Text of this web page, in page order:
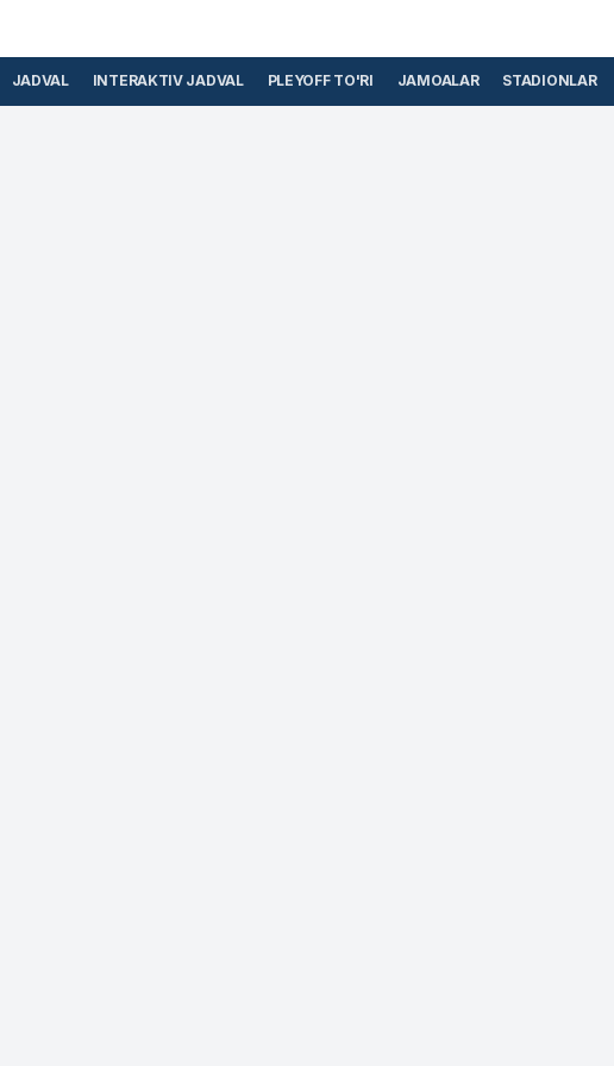
JADVAL INTERAKTIV JADVAL PLEYOFF TO'RI JAMOALAR STADIONLAR